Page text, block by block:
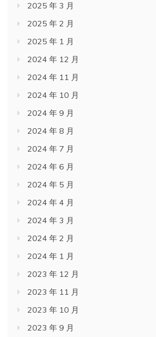
2025 年 3 月
2025 年 2 月
2025 年 1 月
2024 年 12 月
2024 年 11 月
2024 年 10 月
2024 年 9 月
2024 年 8 月
2024 年 7 月
2024 年 6 月
2024 年 5 月
2024 年 4 月
2024 年 3 月
2024 年 2 月
2024 年 1 月
2023 年 12 月
2023 年 11 月
2023 年 10 月
2023 年 9 月